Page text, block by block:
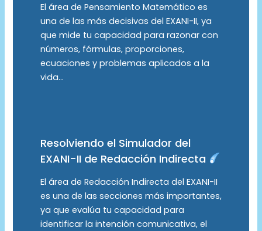
El área de Pensamiento Matemático es
una de las más decisivas del EXANI-II, ya
que mide tu capacidad para razonar con
números, fórmulas, proporciones,
ecuaciones y problemas aplicados a la
vida…
Resolviendo el Simulador del
EXANI-II de Redacción Indirecta
El área de Redacción Indirecta del EXANI-II
es una de las secciones más importantes,
ya que evalúa tu capacidad para
identificar la intención comunicativa, el